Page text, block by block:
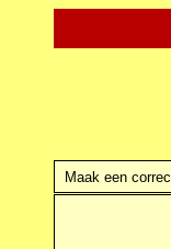
Maak een